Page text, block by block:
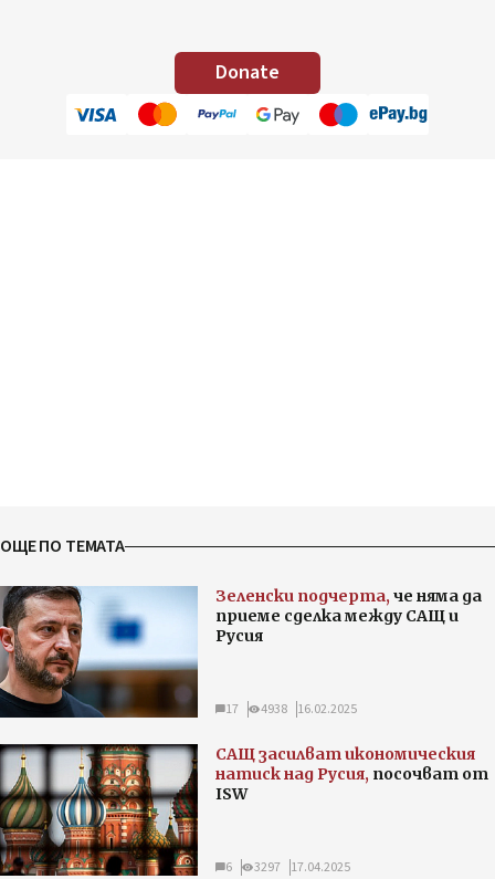
Donate
ОЩЕ ПО ТЕМАТА
Зеленски подчерта, че няма да
приеме сделка между САЩ и
Русия
17 4938 16.02.2025
САЩ засилват икономическия
натиск над Русия, посочват от
ISW
6 3297 17.04.2025